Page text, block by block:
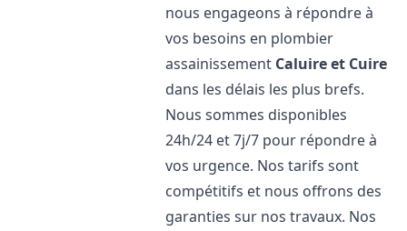
nous engageons à répondre à
vos besoins en plombier
assainissement Caluire et Cuire
dans les délais les plus brefs.
Nous sommes disponibles
24h/24 et 7j/7 pour répondre à
vos urgence. Nos tarifs sont
compétitifs et nous offrons des
garanties sur nos travaux. Nos